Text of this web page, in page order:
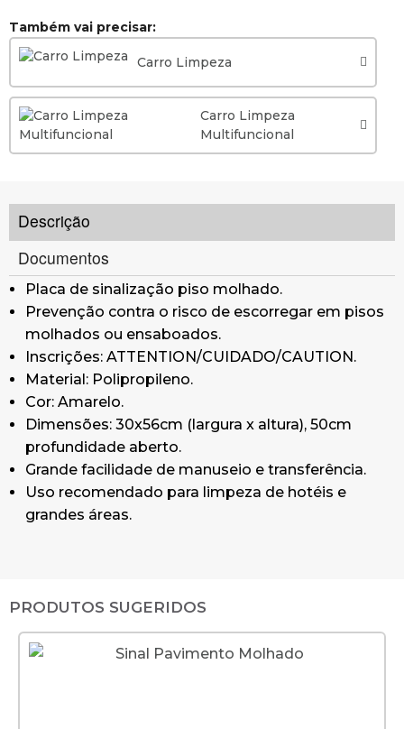
Também vai precisar:
Carro Limpeza
Carro Limpeza
Multifuncional
Descrição
Documentos
Placa de sinalização piso molhado.
Prevenção contra o risco de escorregar em pisos
molhados ou ensaboados.
Inscrições: ATTENTION/CUIDADO/CAUTION.
Material: Polipropileno.
Cor: Amarelo.
Dimensões: 30x56cm (largura x altura), 50cm
profundidade aberto.
Grande facilidade de manuseio e transferência.
Uso recomendado para limpeza de hotéis e
grandes áreas.
PRODUTOS SUGERIDOS